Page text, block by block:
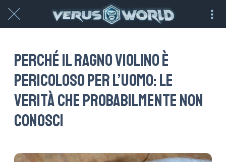
Perché il ragno violino è
pericoloso per l’uomo: le
verità che probabilmente non
conosci